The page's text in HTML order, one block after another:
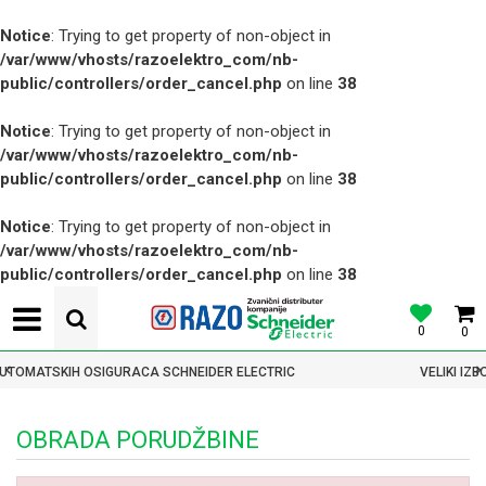
Notice: Trying to get property of non-object in
/var/www/vhosts/razoelektro_com/nb-
public/controllers/order_cancel.php on line 38
Notice: Trying to get property of non-object in
/var/www/vhosts/razoelektro_com/nb-
public/controllers/order_cancel.php on line 38
Notice: Trying to get property of non-object in
/var/www/vhosts/razoelektro_com/nb-
public/controllers/order_cancel.php on line 38
0
0
OSIGURACA SCHNEIDER ELECTRIC VELIKI IZBOR
OBRADA PORUDŽBINE